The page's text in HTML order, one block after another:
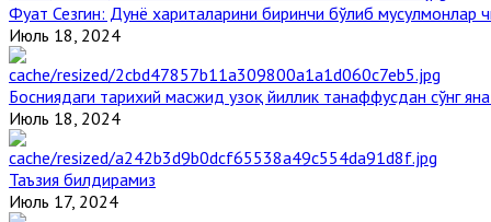
Фуат Сезгин: Дунё хариталарини биринчи бўлиб мусулмонлар
Июль 18, 2024
Босниядаги тарихий масжид узоқ йиллик танаффусдан сўнг
Июль 18, 2024
Таъзия билдирамиз
Июль 17, 2024